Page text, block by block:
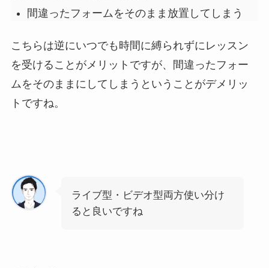
間違ったフォームをそのまま放置してしまう
こちらは逆にいつでも時間に縛られずにレッスン
を受けることがメリットですが、間違ったフォー
ムをそのままにしてしまうということがデメリッ
トですね。
ライブ型・ビデオ型両方使い分け
ると良いですね